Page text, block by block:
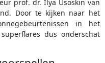
prof. dr. Ilya Usoskin van
Door te kijken naar het
in het
dus onderschat